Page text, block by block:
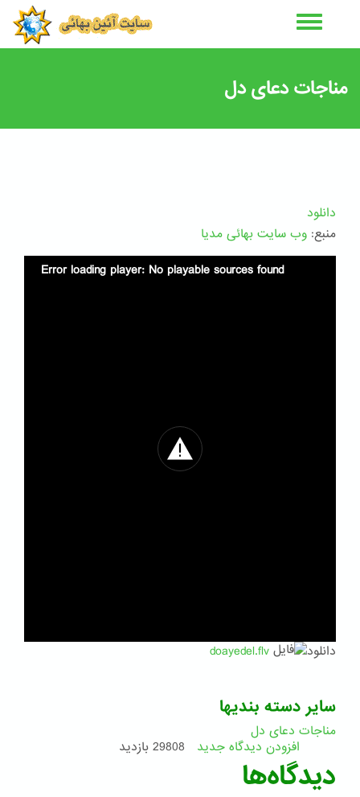
مناجات دعای دل
دانلود
منبع: وب سایت بهائی مدیا
Error loading player: No playable sources found
دانلود doayedel.flv
سایر دسته بندیها
مناجات دعای دل
افزودن دیدگاه جدید
29808 بازدید
دیدگاه‌ها